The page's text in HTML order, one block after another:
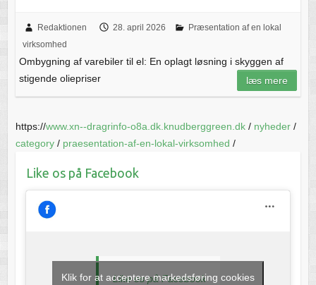
Redaktionen 28. april 2026
Præsentation af en lokal
virksomhed
Ombygning af varebiler til el: En oplagt løsning i skyggen af
stigende oliepriser
læs mere
https://www.xn--dragrinfo-o8a.dk.knudberggreen.dk/ nyheder/
category/ praesentation-af-en-lokal-virksomhed /
Like os på Facebook
Like os på Facebook
Klik for at acceptere markedsføring cookies